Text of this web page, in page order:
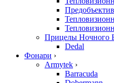
Прицелы Ночного
Dedal
Фонари ›
Armytek ›
Barracuda